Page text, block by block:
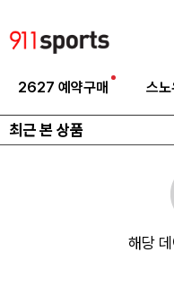
2627 예약구매 스
최근 본 상품
해당